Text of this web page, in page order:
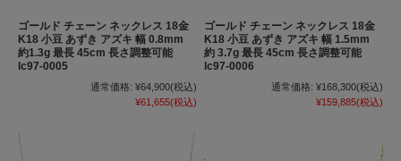
ゴールド チェーン ネックレス 18金
K18 小豆 あずき アズキ 幅 0.8mm
約1.3g 最長 45cm 長さ調整可能
lc97-0005
通常価格: ¥64,900(税込)
¥61,655(税込)
ゴールド チェーン ネックレス 18金
K18 小豆 あずき アズキ 幅 1.5mm
約 3.7g 最長 45cm 長さ調整可能
lc97-0006
通常価格: ¥168,300(税込)
¥159,885(税込)